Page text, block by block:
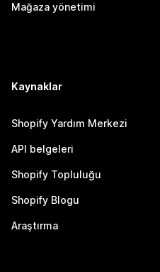
Mağaza yönetimi
Kaynaklar
Shopify Yardım Merkezi
API belgeleri
Shopify Topluluğu
Shopify Blogu
Araştırma